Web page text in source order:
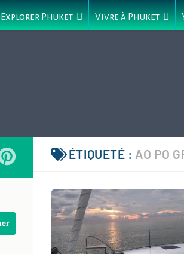
Explorer Phuket Vivre à Phuket
ÉTIQUETÉ : AO PO